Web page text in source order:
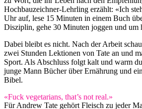
Hochbauzeichner-Lehrling erzählt: «Ich
Uhr auf, lese 15 Minuten in einem Buch
Disziplin, gehe 30 Minuten joggen und um
Dabei bleibt es nicht. Nach der Arbeit
zwei Stunden Lektionen von Tate an und
Sport. Als Abschluss folgt kalt und warm
junge Mann Bücher über Ernährung und
Bibel.
«Fuck vegetarians, that’s not real.»
Für Andrew Tate gehört Fleisch zu jeder